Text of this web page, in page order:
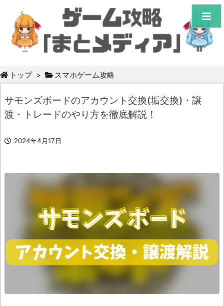
トップ > スマホゲーム攻略
サモンズボードのアカウント交換(垢交換)・譲
渡・トレードのやり方を徹底解説！
2024年4月17日